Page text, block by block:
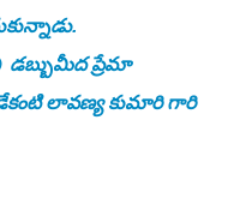
డబ్బుమీద ప్రేమా
లావణ్య కుమారి గారి